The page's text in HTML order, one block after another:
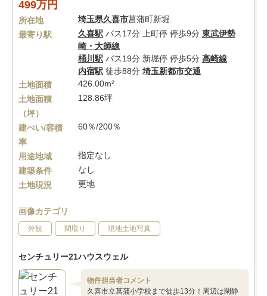
499万円
所在地 埼玉県久喜市菖蒲町新堀
最寄り駅
久喜駅 バス17分 上町停 停歩9分 東武伊勢
崎・大師線
桶川駅 バス19分 新堀停 停歩5分 高崎線
内宿駅 徒歩88分 埼玉新都市交通
土地面積
426.00m²
土地面積
（坪）
128.86坪
建ぺい/容積
率
60％/200％
用途地域
指定なし
建築条件
なし
土地現況
更地
画像カテゴリ
外観 間取り 現地土地写真
センチュリー21ハウスウェル
物件担当者コメント
久喜市立菖蒲小学校まで徒歩13分！周辺は閑静